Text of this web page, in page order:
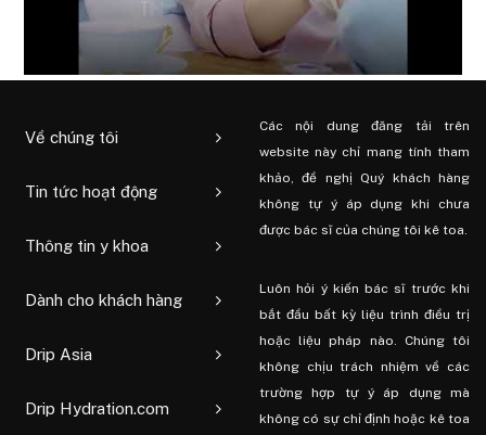
Về chúng tôi
Tin tức hoạt động
Thông tin y khoa
Dành cho khách hàng
Drip Asia
Drip Hydration.com
Các nội dung đăng tải trên
website này chỉ mang tính tham
khảo, đề nghị Quý khách hàng
không tự ý áp dụng khi chưa
được bác sĩ của chúng tôi kê toa.
Luôn hỏi ý kiến ​​bác sĩ trước khi
bắt đầu bất kỳ liệu trình điều trị
hoặc liệu pháp nào. Chúng tôi
không chịu trách nhiệm về các
trường hợp tự ý áp dụng mà
không có sự chỉ định hoặc kê toa